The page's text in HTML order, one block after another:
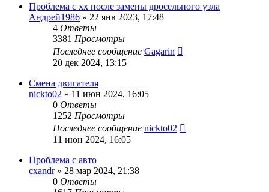
Проблема с хх после замены дросельного узла
Андрей1986 » 22 янв 2023, 17:48
4 Ответы
3381 Просмотры
Последнее сообщение Gagarin
20 дек 2024, 13:15
Смена двигателя
nickto02 » 11 июн 2024, 16:05
0 Ответы
1252 Просмотры
Последнее сообщение nickto02
11 июн 2024, 16:05
Проблема с авто
cxandr» 28 мар 2024, 21:38
0 Ответы